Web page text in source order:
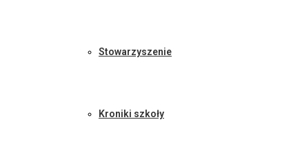
Stowarzyszenie
Kroniki szkoły